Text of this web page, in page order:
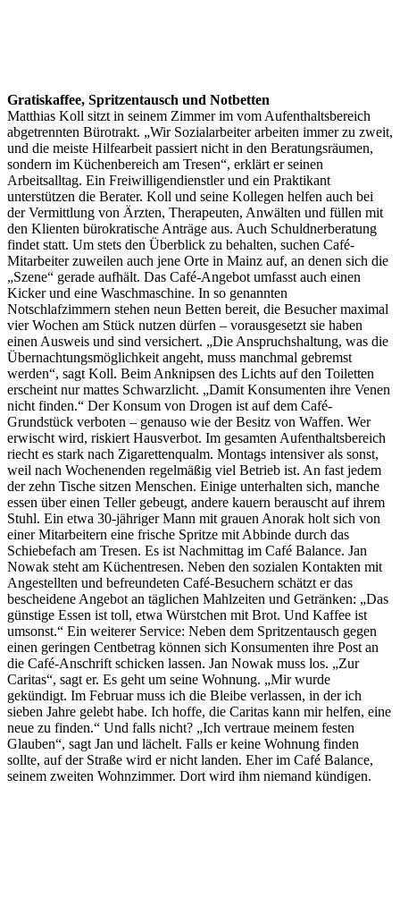
Gratiskaffee, Spritzentausch und Notbetten
Matthias Koll sitzt in seinem Zimmer im vom Aufenthaltsbereich
abgetrennten Bürotrakt. „Wir Sozialarbeiter arbeiten immer zu zweit,
und die meiste Hilfearbeit passiert nicht in den Beratungsräumen,
sondern im Küchenbereich am Tresen“, erklärt er seinen
Arbeitsalltag. Ein Freiwilligendienstler und ein Praktikant
unterstützen die Berater. Koll und seine Kollegen helfen auch bei
der Vermittlung von Ärzten, Therapeuten, Anwälten und füllen mit
den Klienten bürokratische Anträge aus. Auch Schuldnerberatung
findet statt. Um stets den Überblick zu behalten, suchen Café-
Mitarbeiter zuweilen auch jene Orte in Mainz auf, an denen sich die
„Szene“ gerade aufhält. Das Café-Angebot umfasst auch einen
Kicker und eine Waschmaschine. In so genannten
Notschlafzimmern stehen neun Betten bereit, die Besucher maximal
vier Wochen am Stück nutzen dürfen – vorausgesetzt sie haben
einen Ausweis und sind versichert. „Die Anspruchshaltung, was die
Übernachtungsmöglichkeit angeht, muss manchmal gebremst
werden“, sagt Koll. Beim Anknipsen des Lichts auf den Toiletten
erscheint nur mattes Schwarzlicht. „Damit Konsumenten ihre Venen
nicht finden.“ Der Konsum von Drogen ist auf dem Café-
Grundstück verboten – genauso wie der Besitz von Waffen. Wer
erwischt wird, riskiert Hausverbot. Im gesamten Aufenthaltsbereich
riecht es stark nach Zigarettenqualm. Montags intensiver als sonst,
weil nach Wochenenden regelmäßig viel Betrieb ist. An fast jedem
der zehn Tische sitzen Menschen. Einige unterhalten sich, manche
essen über einen Teller gebeugt, andere kauern berauscht auf ihrem
Stuhl. Ein etwa 30-jähriger Mann mit grauen Anorak holt sich von
einer Mitarbeitern eine frische Spritze mit Abbinde durch das
Schiebefach am Tresen. Es ist Nachmittag im Café Balance. Jan
Nowak steht am Küchentresen. Neben den sozialen Kontakten mit
Angestellten und befreundeten Café-Besuchern schätzt er das
bescheidene Angebot an täglichen Mahlzeiten und Getränken: „Das
günstige Essen ist toll, etwa Würstchen mit Brot. Und Kaffee ist
umsonst.“ Ein weiterer Service: Neben dem Spritzentausch gegen
einen geringen Centbetrag können sich Konsumenten ihre Post an
die Café-Anschrift schicken lassen. Jan Nowak muss los. „Zur
Caritas“, sagt er. Es geht um seine Wohnung. „Mir wurde
gekündigt. Im Februar muss ich die Bleibe verlassen, in der ich
sieben Jahre gelebt habe. Ich hoffe, die Caritas kann mir helfen, eine
neue zu finden.“ Und falls nicht? „Ich vertraue meinem festen
Glauben“, sagt Jan und lächelt. Falls er keine Wohnung finden
sollte, auf der Straße wird er nicht landen. Eher im Café Balance,
seinem zweiten Wohnzimmer. Dort wird ihm niemand kündigen.